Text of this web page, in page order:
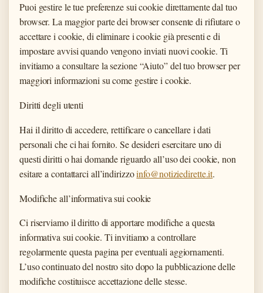
Puoi gestire le tue preferenze sui cookie direttamente dal tuo
browser. La maggior parte dei browser consente di rifiutare o
accettare i cookie, di eliminare i cookie già presenti e di
impostare avvisi quando vengono inviati nuovi cookie. Ti
invitiamo a consultare la sezione “Aiuto” del tuo browser per
maggiori informazioni su come gestire i cookie.
Diritti degli utenti
Hai il diritto di accedere, rettificare o cancellare i dati
personali che ci hai fornito. Se desideri esercitare uno di
questi diritti o hai domande riguardo all’uso dei cookie, non
esitare a contattarci all’indirizzoinfo@notiziedirette.it.
Modifiche all’informativa sui cookie
Ci riserviamo il diritto di apportare modifiche a questa
informativa sui cookie. Ti invitiamo a controllare
regolarmente questa pagina per eventuali aggiornamenti.
L’uso continuato del nostro sito dopo la pubblicazione delle
modifiche costituisce accettazione delle stesse.